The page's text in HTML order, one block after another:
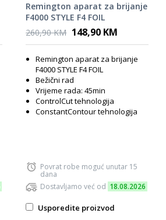
Remington aparat za brijanje
F4000 STYLE F4 FOIL
260,90 KM 148,90 KM
Remington aparat za brijanje
F4000 STYLE F4 FOIL
Bežični rad
Vrijeme rada: 45min
ControlCut tehnologija
ConstantContour tehnologija
Povrat robe moguć unutar 15
dana
Dostavljamo već od 18.08.2026
Usporedite proizvod